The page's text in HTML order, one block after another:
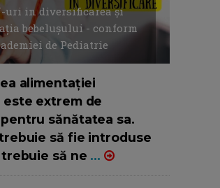
uri in diversificarea și
bebelușului - conform
de Pediatrie
alimentației
este extrem de
sănătatea sa.
să fie introduse
să ne ...